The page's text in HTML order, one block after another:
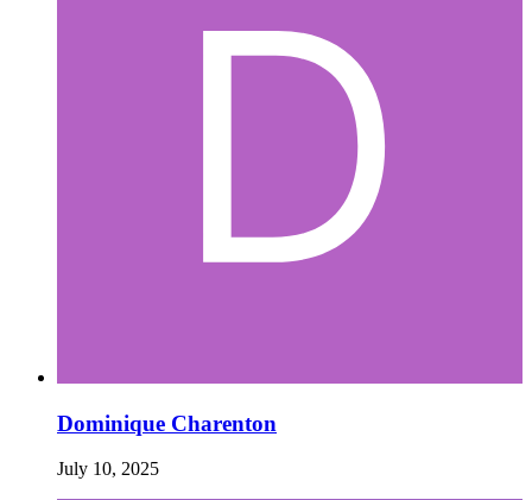
Dominique Charenton
July 10, 2025